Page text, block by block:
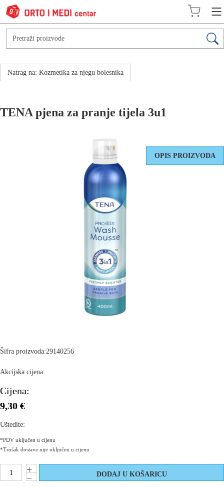
Natrag na: Kozmetika za njegu bolesnika
TENA pjena za pranje tijela 3u1
OPIS PROIZVODA
Šifra proizvoda:29140256
Akcijska cijena:
Cijena:
9,30 €
Uštedite:
*PDV uključen u cijenu
*Trošak dostave nije uključen u cijenu